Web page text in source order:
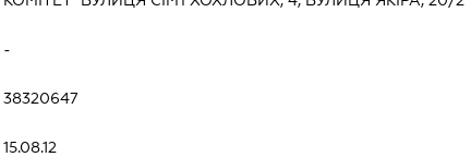
-
38320647
15.08.12